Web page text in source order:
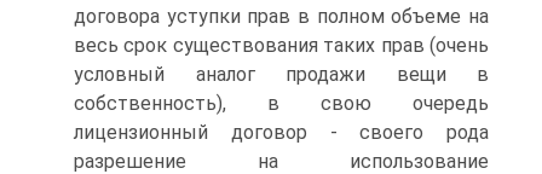
договора уступки прав в полном объеме на
весь срок существования таких прав (очень
условный аналог продажи вещи в
собственность), в свою очередь
лицензионный договор - своего рода
разрешение на использование